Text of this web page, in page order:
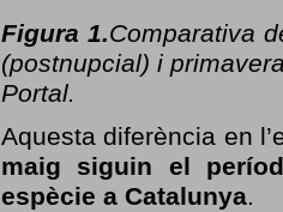
Figura 1.Comparativa
(postnupcial) i
Portal.
Aquesta diferència en
maig siguin el
espècie a Catalunya.